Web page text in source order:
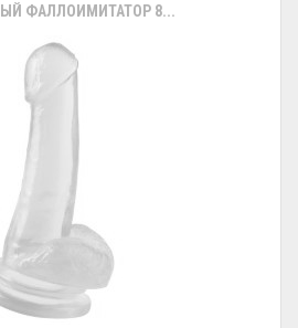
ФАЛЛОИМИТАТОР 8...